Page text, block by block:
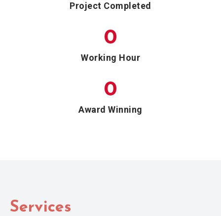
Project Completed
0
Working Hour
0
Award Winning
Services